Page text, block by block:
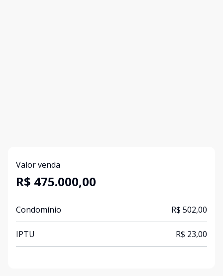
Valor venda
R$ 475.000,00
Condomínio R$ 502,00
IPTU R$ 23,00